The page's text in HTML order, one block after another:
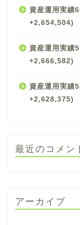
資産運用実績
+2,654,504)
資産運用実績
+2,666,582)
資産運用実績
+2,628,375)
最近のコメン
アーカイブ